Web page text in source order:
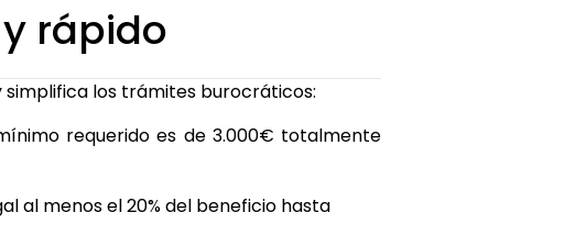
rápido
los trámites burocráticos:
requerido es de 3.000€ totalmente
al menos el 20% del beneficio hasta